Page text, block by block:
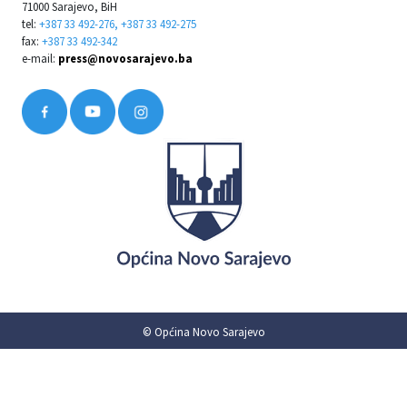
71000 Sarajevo, BiH
tel: +387 33 492-276, +387 33 492-275
fax: +387 33 492-342
e-mail: press@novosarajevo.ba
© Općina Novo Sarajevo